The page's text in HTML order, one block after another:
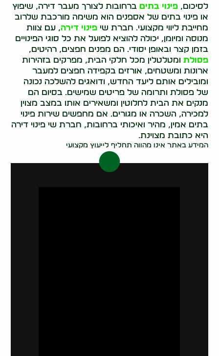
לסיכום,פינוי בתים ברחובות לצורך מעבר דירה, שיפוץ
או פינוי בתים של אספנים הוא משימה מורכבת שלרוב
מחייבת ליווי מקצועי. חברת שיפינוי דירה, עם צוות
מנוסה ומיומן, יכולה להוציא לפועל את כל סוגי הפינויים
בזמן קצר ובאופן יסודי. הם מפנים חפצים, רהיטים,
פסולת ומטלטלין מכל חלקי הבית, מפרקים בזהירות
ארונות ומשטחים, אורזים בקפידה חפצים למעבר
ומובילים אותם ליעד החדש, ודואגים להשלכה נכונה
של פסולת ותרומה של פריטים שמישים. בסיום הם
מנקים את הבית לחלוטין ומשאירים אותו במצב מצוין
למכירה, השכרה או מגורים. אם מחפשים שירות פינוי
בתים אמין, מהיר ואיכותי ברחובות, חברת שי פינוי דירה
היא כתובת מצוינת.
המידע באתר אינו מהווה תחליף לייעוץ מקצועי